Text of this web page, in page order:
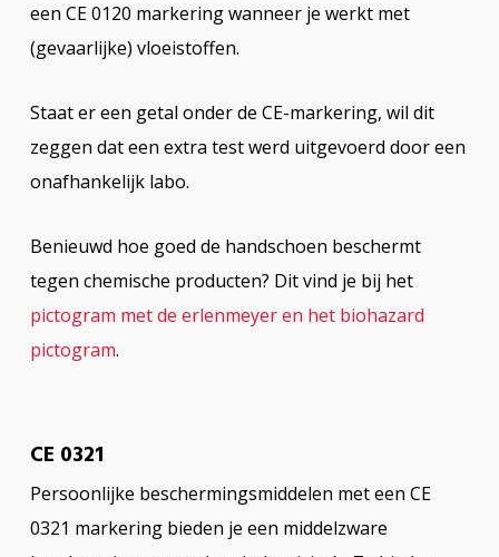
een CE 0120 markering wanneer je werkt met
(gevaarlijke) vloeistoffen.
Staat er een getal onder de CE-markering, wil dit
zeggen dat een extra test werd uitgevoerd door een
onafhankelijk labo.
Benieuwd hoe goed de handschoen beschermt
tegen chemische producten? Dit vind je bij het
pictogram met de erlenmeyer en het biohazard
pictogram.
CE 0321
Persoonlijke beschermingsmiddelen met een CE
0321 markering bieden je een middelzware